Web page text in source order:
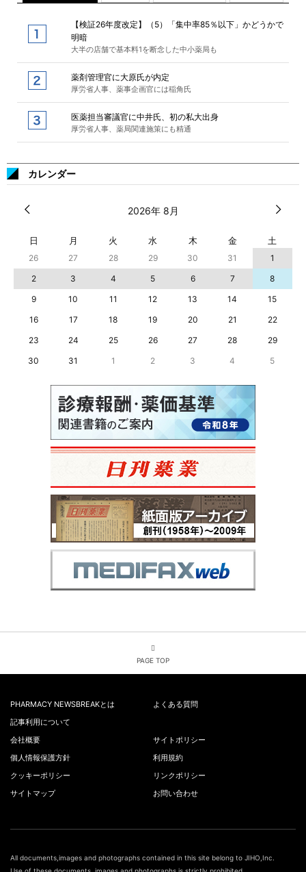
【検証26年度改定】（5）「集中率85％以下」かどうかで
明暗
大半の店舗で基本料1を断念した中小薬局も
薬剤管理官に大原氏が内定
厚労省人事、薬事企画官には稲角氏
医薬担当審議官に中井氏、初の私大出身
厚労省人事、薬局関連施策にも精通
カレンダー
2026年 8月
日 月 火 水 木 金 土
26 27 28 29 30 31
1
2
3 4 5 6 7
8
9
10 11 12 13 14
15
16
17 18 19 20 21
22
23
24 25 26 27 28
29
30
31 1 2 3 4 5
PAGE TOP
PHARMACY NEWSBREAKとは
よくある質問
記事利用について
会社概要
サイトポリシー
個人情報保護方針
利用規約
クッキーポリシー
リンクポリシー
サイトマップ
お問い合わせ
All documents,images and photographs contained in this site belong to JIHO,Inc.